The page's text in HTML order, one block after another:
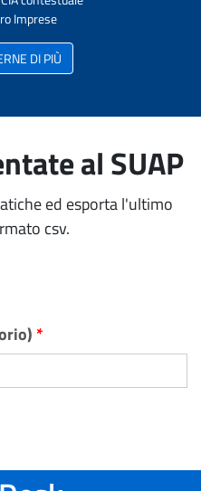
Imprese
DI PIÙ
al SUAP
ed esporta l'ultimo
csv.
CAPTCHA
*